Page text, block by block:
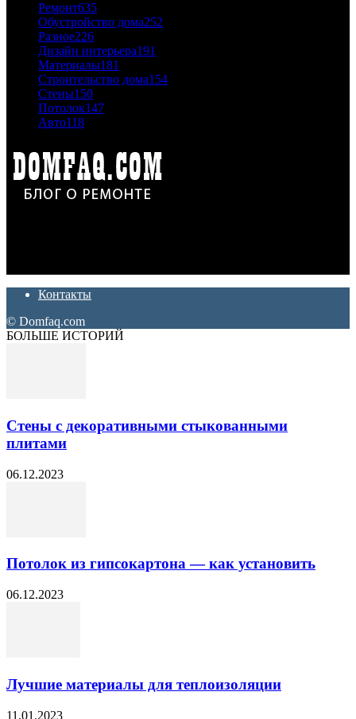
Ремонт635
Обустройство дома252
Разное226
Дизайн интерьера191
Материалы181
Строительство дома154
Стены150
Потолок147
Авто118
Контакты
© Domfaq.com
БОЛЬШЕ ИСТОРИЙ
Стены с декоративными стыкованными
плитами
06.12.2023
Потолок из гипсокартона — как установить
06.12.2023
Лучшие материалы для теплоизоляции
11.01.2023